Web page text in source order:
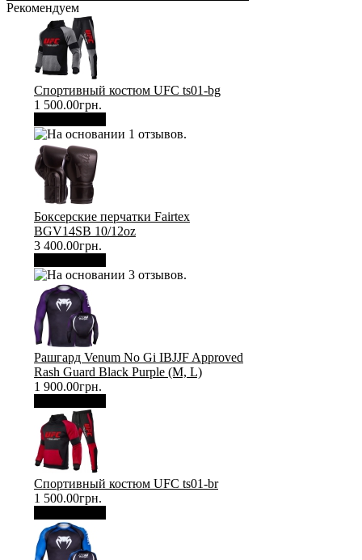
Рекомендуем
Спортивный костюм UFC ts01-bg
1 500.00грн.
Боксерские перчатки Fairtex
BGV14SB 10/12oz
3 400.00грн.
Рашгард Venum No Gi IBJJF Approved
Rash Guard Black Purple (М, L)
1 900.00грн.
Спортивный костюм UFC ts01-br
1 500.00грн.